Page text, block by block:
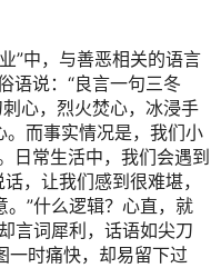
”中，与善恶相关的语言
语说：“良言一句三冬
心，烈火焚心，冰浸手
而事实情况是，我们小
日常生活中，我们会遇到
，让我们感到很难堪，
”什么逻辑？心直，就
言词犀利，话语如尖刀
一时痛快，却易留下过